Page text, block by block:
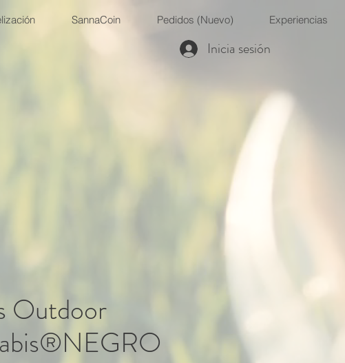
SannaCoin Pedidos (Nuevo) Experiencias
Outdoor
Inicia sesión